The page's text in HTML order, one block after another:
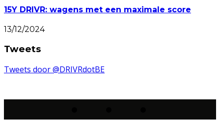
15Y DRIVR: wagens met een maximale score
13/12/2024
Tweets
Tweets door @DRIVRdotBE